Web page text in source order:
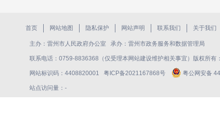
首页 网站地图 隐私保护 网站声明 联系我们 关于我们
主办：雷州市人民政府办公室 承办：雷州市政务服务和数据管理局
联系电话：0759-8836368（仅受理本网站建设维护相关事宜）版权所有
网站标识码：4408820001 粤ICP备2021167868号 粤公网安备
站点访问量： -